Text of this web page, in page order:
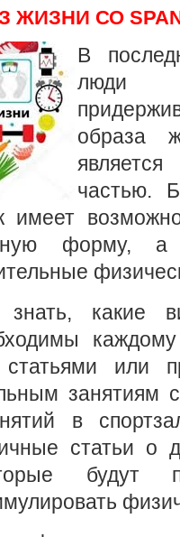
СО
В
люди
образа
частью.
имеет
форму, а
какие
каждому
или
занятиям
в
статьи о
будут